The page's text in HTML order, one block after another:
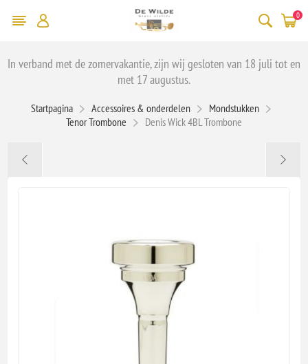
0
In verband met de zomervakantie, zijn wij gesloten van 18 juli tot en
met 17 augustus.
Startpagina Accessoires & onderdelen
Mondstukken
Tenor Trombone
Denis Wick 4BL Trombone